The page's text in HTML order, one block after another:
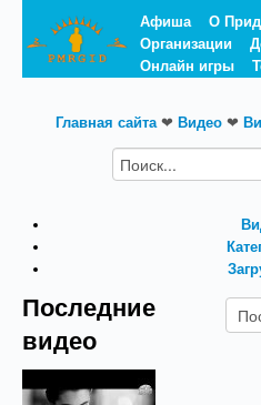
Афиша О
Организации
Онлайн игры
Главная сайта❤ Видео ❤
Последние
видео